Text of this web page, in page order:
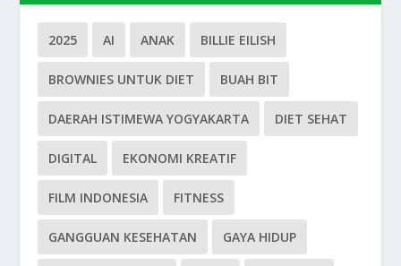
2025 AI ANAK BILLIE EILISH
BROWNIES UNTUK DIET BUAH BIT
DAERAH ISTIMEWA YOGYAKARTA DIET SEHAT
DIGITAL EKONOMI KREATIF
FILM INDONESIA FITNESS
GANGGUAN KESEHATAN GAYA HIDUP